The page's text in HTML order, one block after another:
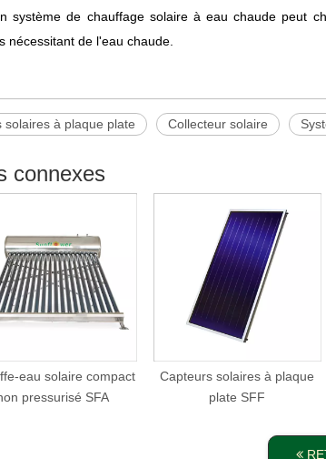
système de chauffage solaire à eau chaude peut
nécessitant de l'eau chaude.
solaires à plaque plate Collecteur solaire
connexes
eau solaire compact
pressurisé SFA
Capteurs solaires à plaque
plate SFF